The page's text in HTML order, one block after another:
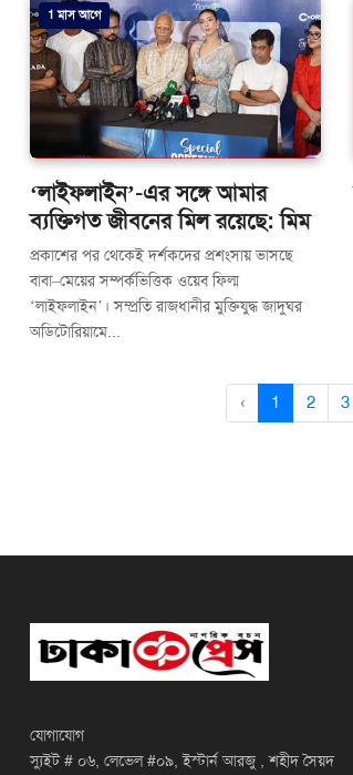
1 মাস আগে
‘লাইফলাইন’-এর সঙ্গে আমার
ব্যক্তিগত জীবনের মিল রয়েছে: মিম
প্রকাশের পর থেকেই দর্শকদের প্রশংসায় ভাসছে
বাবা–মেয়ের সম্পর্কভিত্তিক ওয়েব ফিল্ম
‘লাইফলাইন’। সম্প্রতি রাজধানীর মুক্তিযুদ্ধ জাদুঘর
অডিটোরিয়ামে...
‹ 1 2 3
যোগাযোগ
স্যুইট # ০৬, লেভেল #০৯, ইস্টার্ন আরজু , শহীদ সৈয়দ